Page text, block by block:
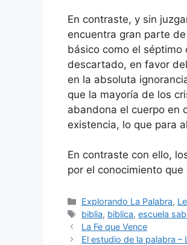
En contraste, y sin
encuentra gran parte
básico como el
descartado, en favor
en la absoluta
que la mayoría de los
abandona el cuerpo en
existencia, lo que para
En contraste con ello,
por el conocimiento
Categorías
Explorando La Palabra,
Etiquetas
biblia, biblica,escuela
La Fe que Vence
El estudio de la palabra